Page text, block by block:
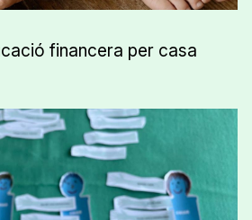
financera per casa